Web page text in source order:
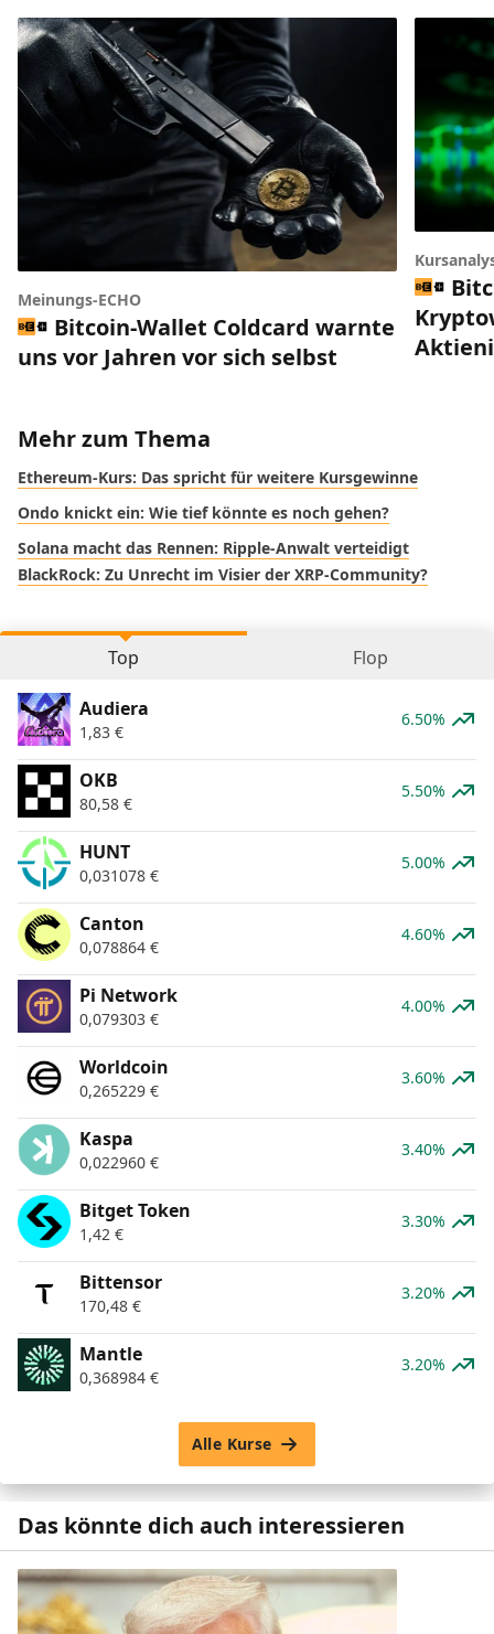
Meinungs-ECHO
Bitcoin-Wallet Coldcard warnte
uns vor Jahren vor sich selbst
Mehr zum Thema
Ethereum-Kurs: Das spricht für weitere Kursgewinne
Ondo knickt ein: Wie tief könnte es noch gehen?
Solana macht das Rennen: Ripple-Anwalt verteidigt
BlackRock: Zu Unrecht im Visier der XRP-Community?
Top Flop
Audiera
1,83 €
6.50%
OKB
80,58 €
5.50%
HUNT
0,031078 €
5.00%
Canton
0,078864 €
4.60%
Pi Network
0,079303 €
4.00%
Worldcoin
0,265229 €
3.60%
Kaspa
0,022960 €
3.40%
Bitget Token
1,42 €
3.30%
Bittensor
170,48 €
3.20%
Mantle
0,368984 €
3.20%
Alle Kurse
Das könnte dich auch interessieren